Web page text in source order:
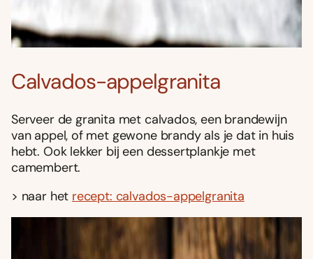
Calvados-appelgranita
Serveer de granita met calvados, een brandewĳn
van appel, of met gewone brandy als je dat in huis
hebt. Ook lekker bĳ een dessertplankje met
camembert.
> naar het recept: calvados-appelgranita